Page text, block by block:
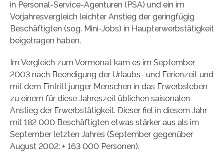
in Personal-Service-Agenturen (PSA) und ein im
Vorjahresvergleich leichter Anstieg der geringfügig
Beschäftigten (sog. Mini-Jobs) in Haupterwerbstätigkeit
beigetragen haben.
Im Vergleich zum Vormonat kam es im September
2003 nach Beendigung der Urlaubs- und Ferienzeit und
mit dem Eintritt junger Menschen in das Erwerbsleben
zu einem für diese Jahreszeit üblichen saisonalen
Anstieg der Erwerbstätigkeit. Dieser fiel in diesem Jahr
mit 182 000 Beschäftigten etwas stärker aus als im
September letzten Jahres (September gegenüber
August 2002: + 163 000 Personen).